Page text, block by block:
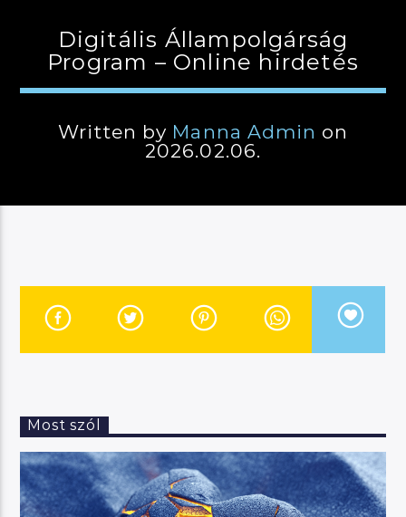
JELENLEGI MŰSOR
12:00 14:00
Manna FM
Digitális Állampolgárság
Program – Online hirdetés
Written by Manna Admin on
2026.02.06.
Most szól